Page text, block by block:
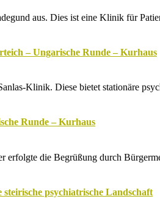
aus. Dies ist eine Klinik für
– Ungarische Runde – Kurhaus
Klinik. Diese bietet stationäre
Runde – Kurhaus
erfolgte die Begrüßung durch
psychiatrische Landschaft